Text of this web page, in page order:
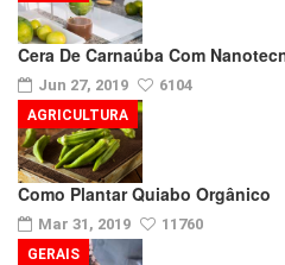
Cera De Carnaúba Com
Jun 27, 2019 6104
Como Plantar Quiabo Orgânico
Mar 31, 2019 11760
AGRICULTURA
GERAIS